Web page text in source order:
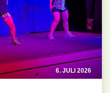
6. JULI 2026